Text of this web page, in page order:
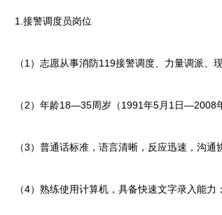
1.接警调度员岗位
（1）志愿从事消防119接警调度、力量调派、现
（2）年龄18—35周岁（1991年5月1日—2008年
（3）普通话标准，语言清晰，反应迅速，沟通
（4）熟练使用计算机，具备快速文字录入能力；